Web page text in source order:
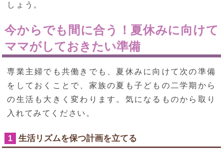
しょう。
今からでも間に合う！夏休みに向けて
ママがしておきたい準備
専業主婦でも共働きでも、夏休みに向けて次の準備
をしておくことで、家族の夏も子どもの二学期から
の生活も大きく変わります。気になるものから取り
入れてみてください。
1 生活リズムを保つ計画を立てる